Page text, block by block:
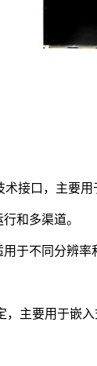
接口，主要
和多渠道。
于不同分辨率
主要用于嵌